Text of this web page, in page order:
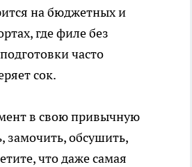
на бюджетных и
где филе без
часто
сок.
в свою привычную
замочить, обсушить,
что даже самая